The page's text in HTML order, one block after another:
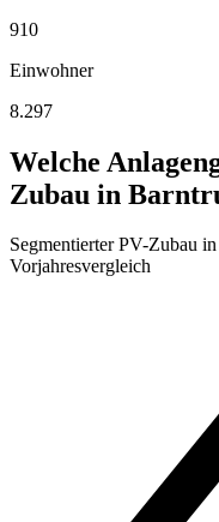
910
Einwohner
8.297
Welche
Zubau in
Segmentierter PV-Zubau
Vorjahresvergleich